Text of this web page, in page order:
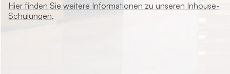
Hier finden Sie weitere Informationen zu unseren Inhouse-
Schulungen.